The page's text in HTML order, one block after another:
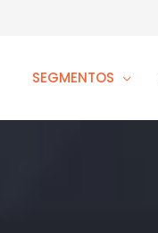
SEGMENTOS